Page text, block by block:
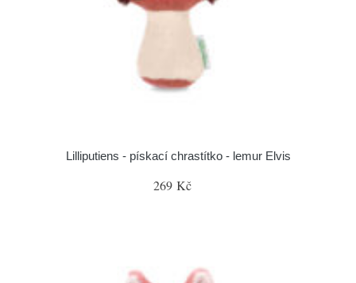
Lilliputiens - pískací chrastítko - lemur Elvis
269 Kč